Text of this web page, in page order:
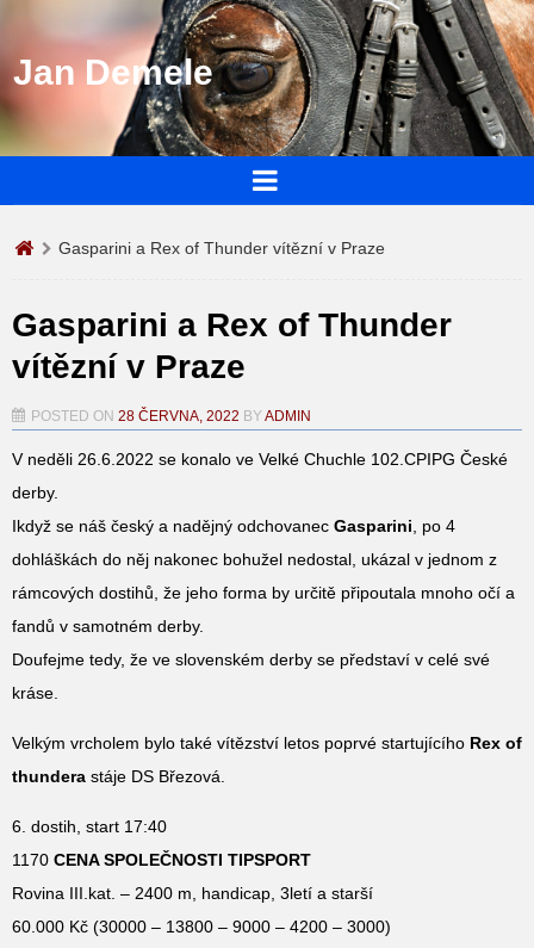
Jan Demele
Gasparini a Rex of Thunder vítězní v Praze
Gasparini a Rex of Thunder
vítězní v Praze
POSTED ON 28 ČERVNA, 2022 BYADMIN
V neděli 26.6.2022 se konalo ve Velké Chuchle 102.CPIPG České
derby.
Ikdyž se náš český a nadějný odchovanec Gasparini , po 4
dohláškách do něj nakonec bohužel nedostal, ukázal v jednom z
rámcových dostihů, že jeho forma by určitě připoutala mnoho očí a
fandů v samotném derby.
Doufejme tedy, že ve slovenském derby se představí v celé své
kráse.
Velkým vrcholem bylo také vítězství letos poprvé startujícího Rex of
thundera stáje DS Březová.
6. dostih, start 17:40
1170 CENA SPOLEČNOSTI TIPSPORT
Rovina III.kat. – 2400 m, handicap, 3letí a starší
60.000 Kč (30000 – 13800 – 9000 – 4200 – 3000)